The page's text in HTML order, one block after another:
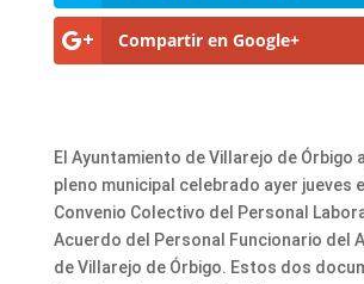
Compartir en Google+
El Ayuntamiento de Villarejo de Órbigo
pleno municipal celebrado ayer jueves
Convenio Colectivo del Personal
Acuerdo del Personal Funcionario del
de Villarejo de Órbigo. Estos dos